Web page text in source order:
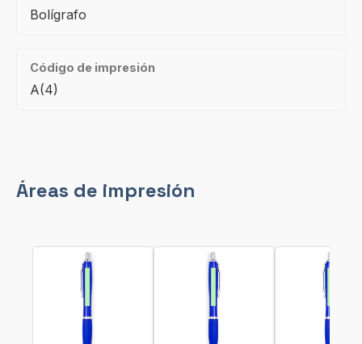
Bolígrafo
Código de impresión
A(4)
Áreas de impresión